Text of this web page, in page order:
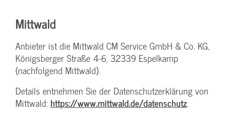
Mittwald
Anbieter ist die Mittwald CM Service GmbH & Co. KG,
Königsberger Straße 4-6, 32339 Espelkamp
(nachfolgend Mittwald).
Details entnehmen Sie der Datenschutzerklärung von
Mittwald: https://www.mittwald.de/datenschutz.